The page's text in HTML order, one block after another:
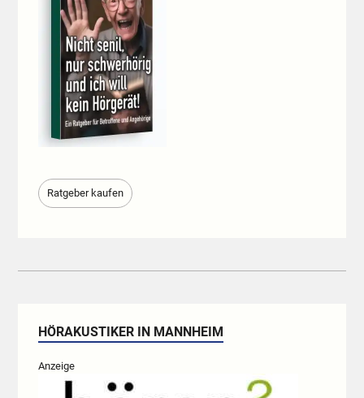
Ratgeber kaufen
HÖRAKUSTIKER IN MANNHEIM
Anzeige